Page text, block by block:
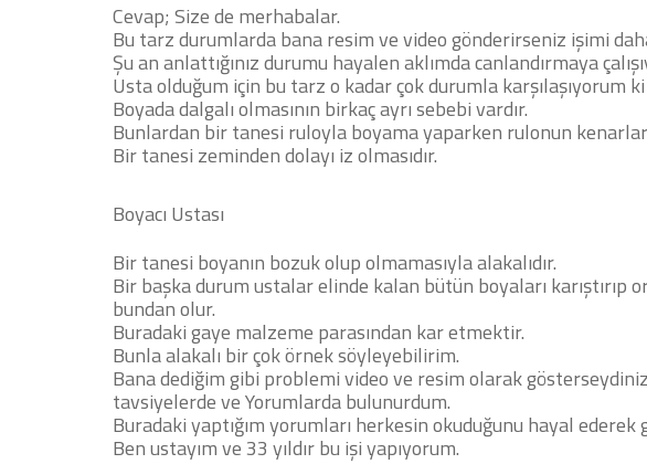
Cevap; Size de merhabalar.
Bu tarz durumlarda bana resim ve video gönderirseniz işimi
Şu an anlattığınız durumu hayalen aklımda canlandırmaya
Usta olduğum için bu tarz o kadar çok durumla karşılaşıyorum
Boyada dalgalı olmasının birkaç ayrı sebebi vardır.
Bunlardan bir tanesi ruloyla boyama yaparken rulonun
Bir tanesi zeminden dolayı iz olmasıdır.
Boyacı Ustası
Bir tanesi boyanın bozuk olup olmamasıyla alakalıdır.
Bir başka durum ustalar elinde kalan bütün boyaları
bundan olur.
Buradaki gaye malzeme parasından kar etmektir.
Bunla alakalı bir çok örnek söyleyebilirim.
Bana dediğim gibi problemi video ve resim olarak
tavsiyelerde ve Yorumlarda bulunurdum.
Buradaki yaptığım yorumları herkesin okuduğunu hayal
Ben ustayım ve 33 yıldır bu işi yapıyorum.